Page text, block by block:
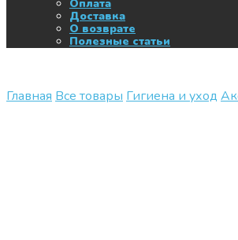
Оплата
Доставка
О возврате
Полезные статьи
Главная Все товары Гигиена и уход